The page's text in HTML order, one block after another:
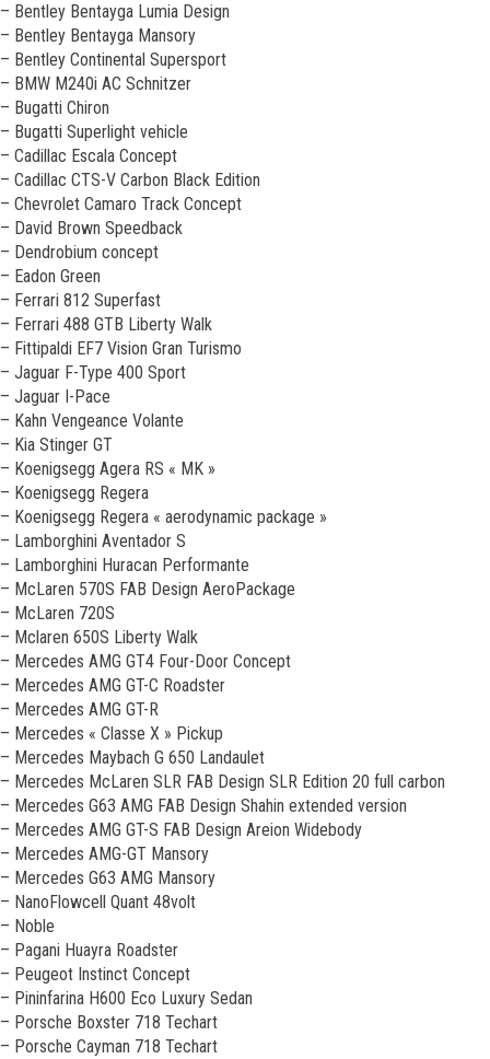
– Bentley Bentayga Lumia Design
– Bentley Bentayga Mansory
– Bentley Continental Supersport
– BMW M240i AC Schnitzer
– Bugatti Chiron
– Bugatti Superlight vehicle
– Cadillac Escala Concept
– Cadillac CTS-V Carbon Black Edition
– Chevrolet Camaro Track Concept
– David Brown Speedback
– Dendrobium concept
– Eadon Green
– Ferrari 812 Superfast
– Ferrari 488 GTB Liberty Walk
– Fittipaldi EF7 Vision Gran Turismo
– Jaguar F-Type 400 Sport
– Jaguar I-Pace
– Kahn Vengeance Volante
– Kia Stinger GT
– Koenigsegg Agera RS « MK »
– Koenigsegg Regera
– Koenigsegg Regera « aerodynamic package »
– Lamborghini Aventador S
– Lamborghini Huracan Performante
– McLaren 570S FAB Design AeroPackage
– McLaren 720S
– Mclaren 650S Liberty Walk
– Mercedes AMG GT4 Four-Door Concept
– Mercedes AMG GT-C Roadster
– Mercedes AMG GT-R
– Mercedes « Classe X » Pickup
– Mercedes Maybach G 650 Landaulet
– Mercedes McLaren SLR FAB Design SLR Edition 20 full carbon
– Mercedes G63 AMG FAB Design Shahin extended version
– Mercedes AMG GT-S FAB Design Areion Widebody
– Mercedes AMG-GT Mansory
– Mercedes G63 AMG Mansory
– NanoFlowcell Quant 48volt
– Noble
– Pagani Huayra Roadster
– Peugeot Instinct Concept
– Pininfarina H600 Eco Luxury Sedan
– Porsche Boxster 718 Techart
– Porsche Cayman 718 Techart